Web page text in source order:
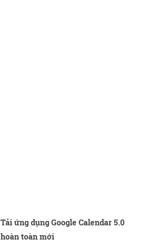
Tải ứng dụng Google Calendar 5.0
hoàn toàn mới